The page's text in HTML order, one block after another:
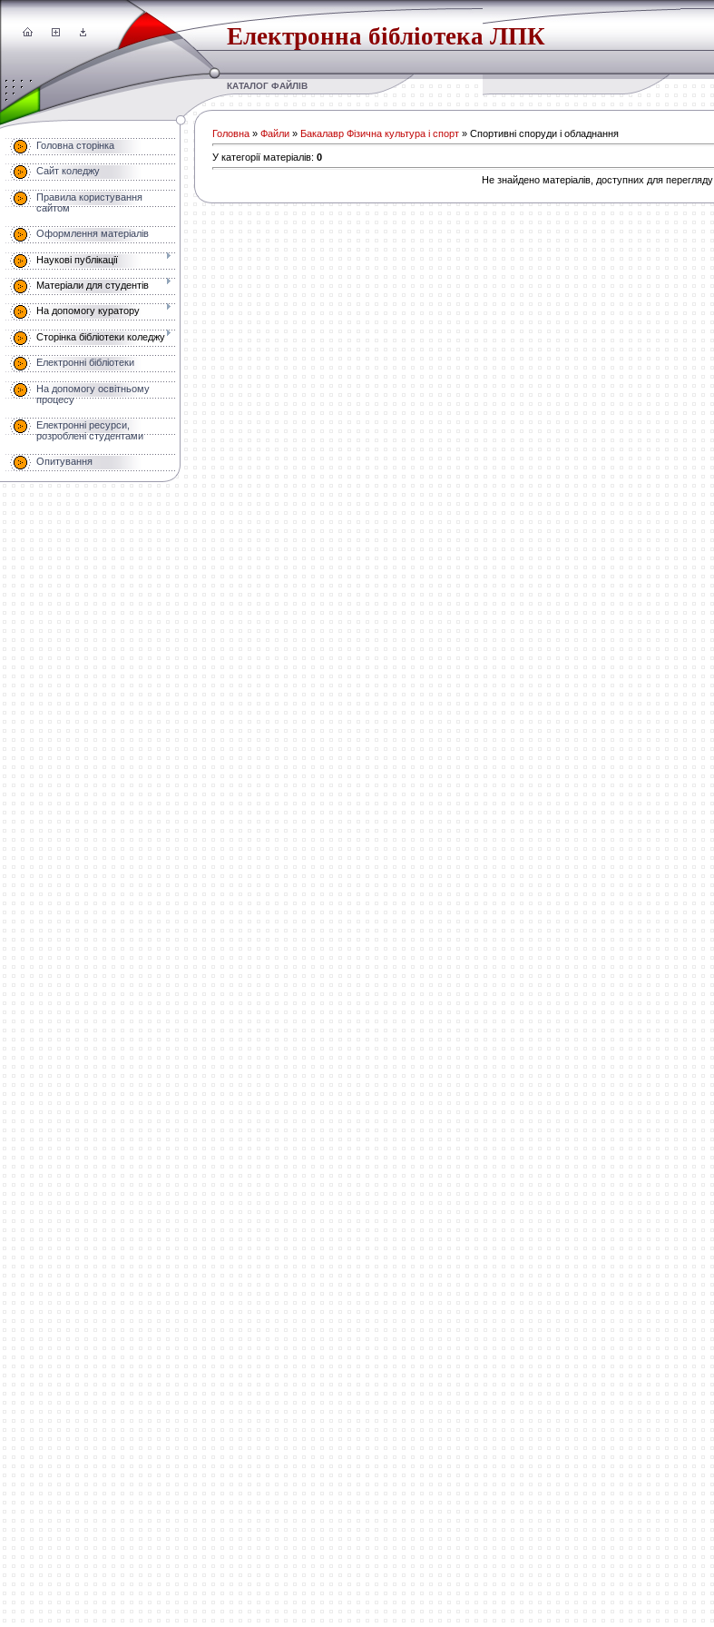
Електронна бібліотека ЛПК
КАТАЛОГ ФАЙЛІВ
Головна сторінка
Сайт коледжу
Правила користування
сайтом
Оформлення матеріалів
Наукові публікації
Матеріали для студентів
На допомогу куратору
Сторінка бібліотеки коледжу
Електронні бібліотеки
На допомогу освітньому
процесу
Електронні ресурси,
розроблені студентами
Опитування
Головна » Файли » Бакалавр Фізична культура і спорт » Спортивні споруди і обладнання
У категорії матеріалів: 0
Не знайдено матеріалів, доступних для перегляду